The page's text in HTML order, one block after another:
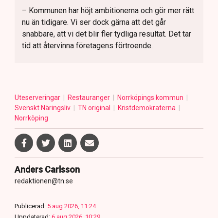
– Kommunen har höjt ambitionerna och gör mer rätt
nu än tidigare. Vi ser dock gärna att det går
snabbare, att vi det blir fler tydliga resultat. Det tar
tid att återvinna företagens förtroende.
Uteserveringar Restauranger
Norrköpings kommun
Svenskt Näringsliv
TN original
Kristdemokraterna
Norrköping
Anders Carlsson
redaktionen@tn.se
Publicerad: 5 aug 2026, 11:24